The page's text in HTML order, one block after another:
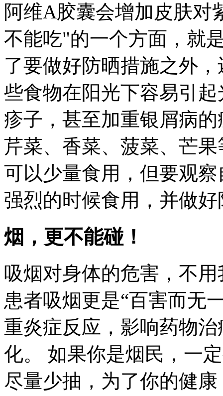
阿维A胶囊会增加皮肤对
不能吃"的一个方面，就
了要做好防晒措施之外
些食物在阳光下容易引
疹子，甚至加重银屑病
芹菜、香菜、菠菜、芒
可以少量食用，但要观
强烈的时候食用，并做好
烟，更不能碰！
吸烟对身体的危害，不
患者吸烟更是“百害而无
重炎症反应，影响药物
化。 如果你是烟民，一
尽量少抽，为了你的健